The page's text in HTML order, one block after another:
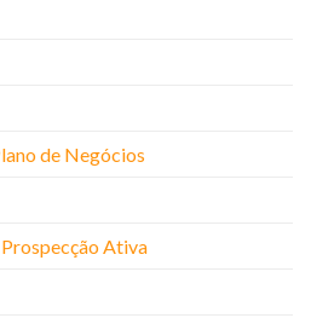
de Negócios
Ativa